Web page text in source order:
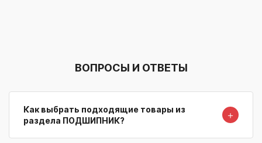
ВОПРОСЫ И ОТВЕТЫ
Как выбрать подходящие товары из
раздела ПОДШИПНИК?
＋